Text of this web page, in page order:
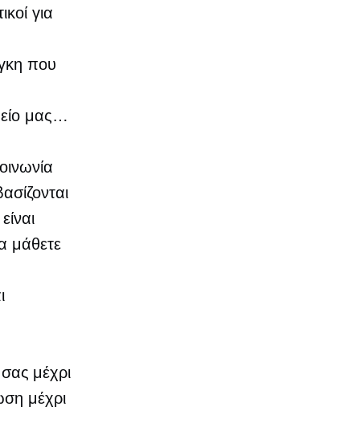
για
που
μας…
μάθετε
μέχρι
μέχρι